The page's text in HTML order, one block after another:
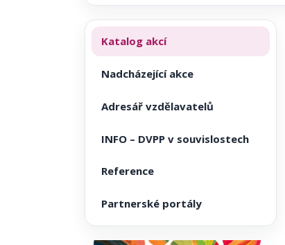
Katalog akcí
Nadcházející akce
Adresář vzdělavatelů
INFO – DVPP v souvislostech
Reference
Partnerské portály